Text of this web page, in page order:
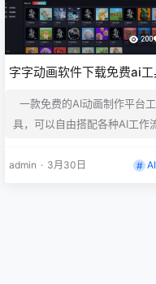
200
字字动画软件下载免费ai
一款免费的AI动画制作平台工
具，可以自由搭配各种AI工作
admin · 3月30日